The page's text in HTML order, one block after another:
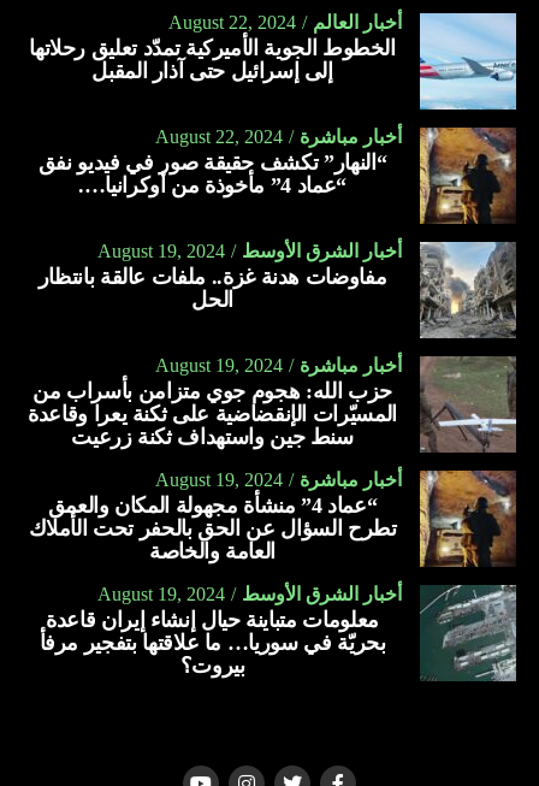
أخبار العالم August 22, 2024
الخطوط الجوية الأميركية تمدّد تعليق رحلاتها
إلى إسرائيل حتى آذار المقبل
أخبار مباشرة August 22, 2024
“النهار” تكشف حقيقة صور في فيديو نفق
“عماد 4” مأخوذة من أوكرانيا….
أخبار الشرق الأوسط August 19, 2024
مفاوضات هدنة غزة.. ملفات عالقة بانتظار
الحل
أخبار مباشرة August 19, 2024
حزب الله: هجوم جوي متزامن بأسراب من
المسيّرات الإنقضاضية على ثكنة يعرا وقاعدة
سنط جين واستهداف ثكنة زرعيت
أخبار مباشرة August 19, 2024
“عماد 4” منشأة مجهولة المكان والعمق
تطرح السؤال عن الحق بالحفر تحت الأملاك
العامة والخاصة
أخبار الشرق الأوسط August 19, 2024
معلومات متباينة حيال إنشاء إيران قاعدة
بحريّة في سوريا… ما علاقتها بتفجير مرفأ
بيروت؟